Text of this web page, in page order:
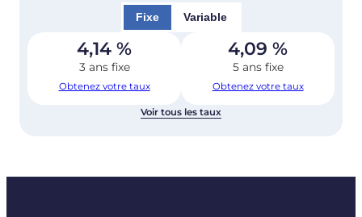
Fixe Variable
4,14 %
3 ans fixe
Obtenez votre taux
4,09 %
5 ans fixe
Obtenez votre taux
Voir tous les taux